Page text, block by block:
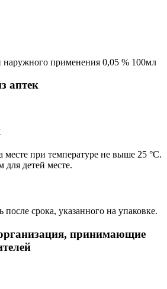
наружного применения 0,05 % 100мл
аптек
при температуре не выше 25 °С.
для детей месте.
после срока, указанного на упаковке.
принимающие